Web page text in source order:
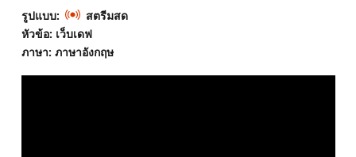
รูปแบบ:
สตรีมสด
หัวข้อ: เว็บเดฟ
ภาษา: ภาษาอังกฤษ